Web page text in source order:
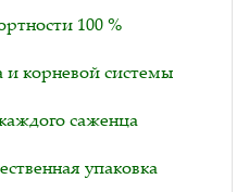
100 %
и корневой системы
саженца
упаковка